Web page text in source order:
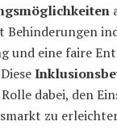
Behinderungen
und eine faire
dabei, den
zu